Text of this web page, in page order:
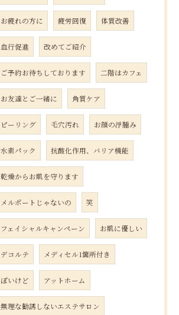
お疲れの方に 疲労回復 体質改善
血行促進 改めてご紹介
ご予約お待ちしております 二階はカフェ
お友達とご一緒に 角質ケア
ピーリング 毛穴汚れ お顔の浮腫み
水素パック 抗酸化作用、バリア機能
乾燥からお肌を守ります
メルポートじゃないの 笑
フェイシャルキャンペーン お肌に優しい
デコルテ メディセル1箇所付き
ぽいけど アットホーム
無理な勧誘しないエステサロン